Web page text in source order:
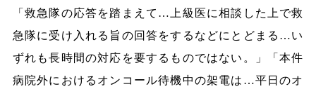
「救急隊の応答を踏まえて…上級医に相談した上で救
急隊に受け入れる旨の回答をするなどにとどまる…い
ずれも長時間の対応を要するものではない。」「本件
病院外におけるオンコール待機中の架電は…平日のオ